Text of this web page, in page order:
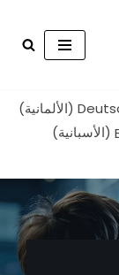
(الألمانية)
(الأسبانية)